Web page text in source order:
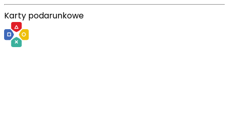
Karty podarunkowe